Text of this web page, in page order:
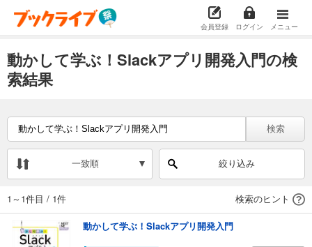
会員登録 ログイン メニュー
動かして学ぶ！Slackアプリ開発入門の検
索結果
検索
一致順 絞り込み
1～1件目 / 1件 検索のヒント
動かして学ぶ！Slackアプリ開発入門